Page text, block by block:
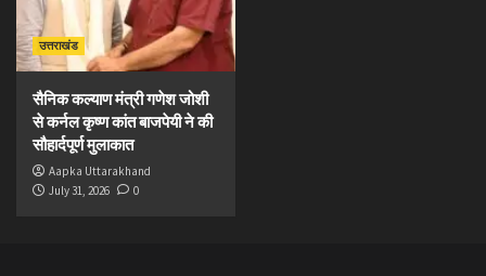
उत्तराखंड
सैनिक कल्याण मंत्री गणेश जोशी
से कर्नल कृष्ण कांत बाजपेयी ने की
सौहार्दपूर्ण मुलाकात
Aapka Uttarakhand
July 31, 2026
0